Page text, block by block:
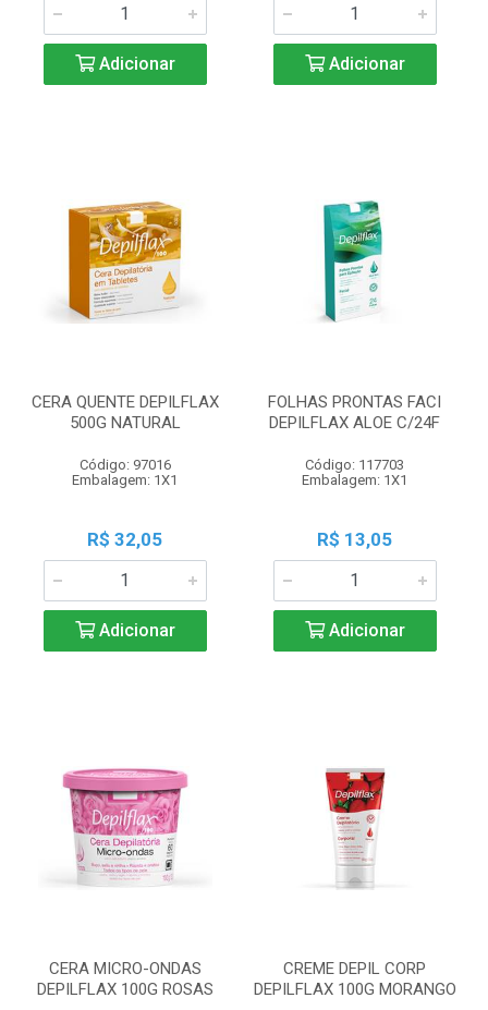
Adicionar Adicionar
CERA QUENTE DEPILFLAX
500G NATURAL
Código: 97016
Embalagem: 1X1
R$ 32,05
Adicionar
FOLHAS PRONTAS FACI
DEPILFLAX ALOE C/24F
Código: 117703
Embalagem: 1X1
R$ 13,05
Adicionar
CERA MICRO-ONDAS
DEPILFLAX 100G ROSAS
CREME DEPIL CORP
DEPILFLAX 100G MORANGO